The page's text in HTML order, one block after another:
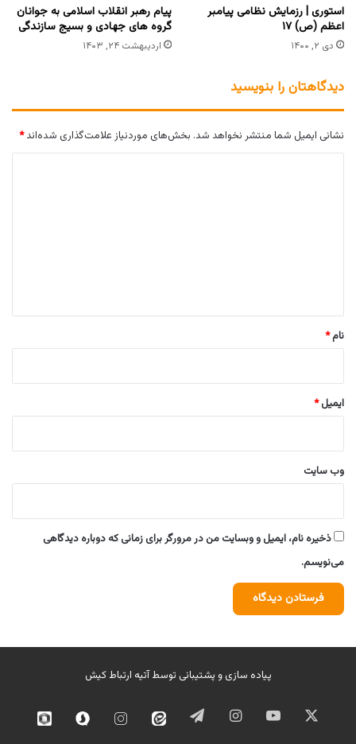
استوری | رزمایش نظامی پیامبر
اعظم (ص) ۱۷
دی ۲, ۱۴۰۰
پیام رهبر انقلاب اسلامی به جوانان
گروه های جهادی و بسیج سازندگی
اردیبهشت ۲۴, ۱۴۰۳
دیدگاهتان را بنویسید
نشانی ایمیل شما منتشر نخواهد شد. بخش‌های موردنیاز علامت‌گذاری شده‌اند*
نام*
ایمیل*
وب‌ سایت
ذخیره نام، ایمیل و وبسایت من در مرورگر برای زمانی که دوباره دیدگاهی
می‌نویسم.
پیاده سازی و پشتیبانی توسطآتیه ارتباط کیش
ایکس یوتیوب اینستاگرامتلگرام ایتا اینستاگرامسروش